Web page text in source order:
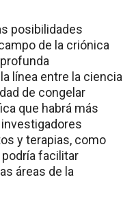
posibilidades
de la criónica
línea entre la ciencia
de congelar
que habrá más
y terapias, como
facilitar
áreas de la